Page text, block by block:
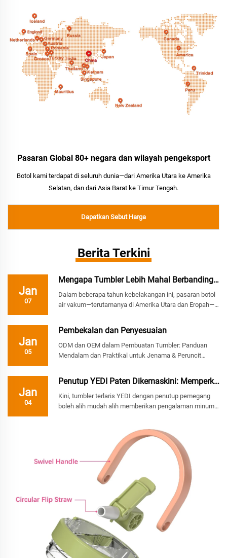
Pasaran Global 80+ negara dan wilayah pengeksport
Botol kami terdapat di seluruh dunia—dari Amerika Utara ke Amerika
Selatan, dan dari Asia Barat ke Timur Tengah.
Dapatkan Sebut Harga
Berita Terkini
Jan
07
Mengapa Tumbler Lebih Mahal Berbanding Botol Ai...
Dalam beberapa tahun kebelakangan ini, pasaran botol
air vakum—terutamanya di Amerika Utara dan Eropah—
Sama ada peminat aktiviti luar atau profesional bandar,
seolah-olah semua orang mempunyai tumbler bersaiz
besar...
Jan
05
Pembekalan dan Penyesuaian
ODM dan OEM dalam Pembuatan Tumbler: Panduan
Mendalam dan Praktikal untuk Jenama & Peruncit
sering mendengar soalan yang sama daripada
pelanggan baru semasa perbincangan pertama kami:
"Apa bezanya..."
Jan
04
Penutup YEDI Paten Dikemaskini: Memperkenalkan ...
Kini, tumbler terlaris YEDI dengan penutup pemegang
boleh alih mudah alih memberikan pengalaman minum
SESUAI UNTUK DIGUNAKAN SEMASA BERGERAK:
Dilengkapi pemegang bawa tebal...